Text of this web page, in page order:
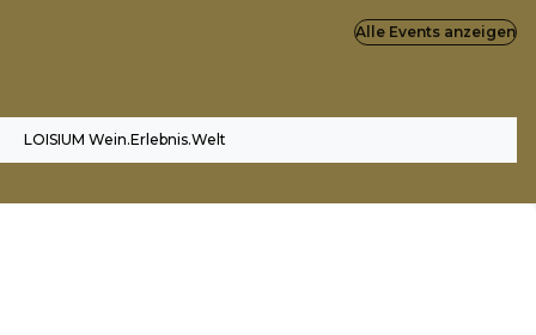
LOISIUM Wein.Erlebnis.Welt
Alle Events anzeigen